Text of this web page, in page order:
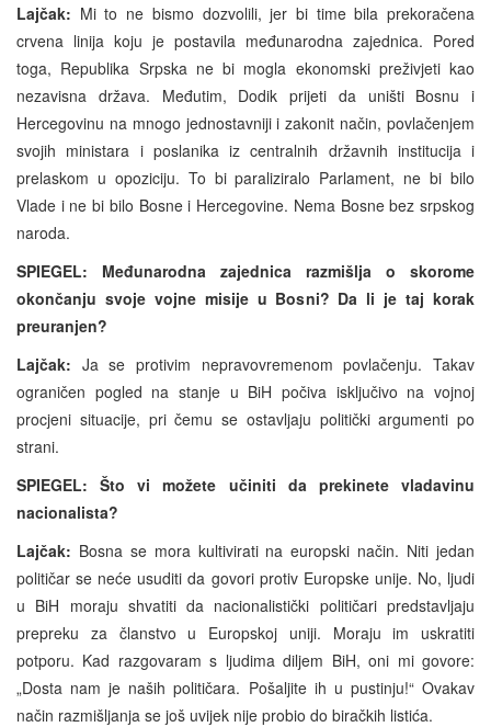
Lajčak: Mi to ne bismo dozvolili, jer bi time bila prekoračena
crvena linija koju je postavila međunarodna zajednica. Pored
toga, Republika Srpska ne bi mogla ekonomski preživjeti kao
nezavisna država. Međutim, Dodik prijeti da uništi Bosnu i
Hercegovinu na mnogo jednostavniji i zakonit način, povlačenjem
svojih ministara i poslanika iz centralnih državnih institucija i
prelaskom u opoziciju. To bi paraliziralo Parlament, ne bi bilo
Vlade i ne bi bilo Bosne i Hercegovine. Nema Bosne bez srpskog
naroda.
SPIEGEL: Međunarodna zajednica razmišlja o skorome
okončanju svoje vojne misije u Bosni? Da li je taj korak
preuranjen?
Lajčak: Ja se protivim nepravovremenom povlačenju. Takav
ograničen pogled na stanje u BiH počiva isključivo na vojnoj
procjeni situacije, pri čemu se ostavljaju politički argumenti po
strani.
SPIEGEL: Što vi možete učiniti da prekinete vladavinu
nacionalista?
Lajčak: Bosna se mora kultivirati na europski način. Niti jedan
političar se neće usuditi da govori protiv Europske unije. No, ljudi
u BiH moraju shvatiti da nacionalistički političari predstavljaju
prepreku za članstvo u Europskoj uniji. Moraju im uskratiti
potporu. Kad razgovaram s ljudima diljem BiH, oni mi govore:
„Dosta nam je naših političara. Pošaljite ih u pustinju!“ Ovakav
način razmišljanja se još uvijek nije probio do biračkih listića.